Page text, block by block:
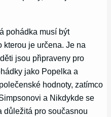
pohádka musí být
kterou je určena. Je na
jsou připraveny pro
jako Popelka a
hodnoty, zatímco
a Nikdykde se
důležitá pro současnou